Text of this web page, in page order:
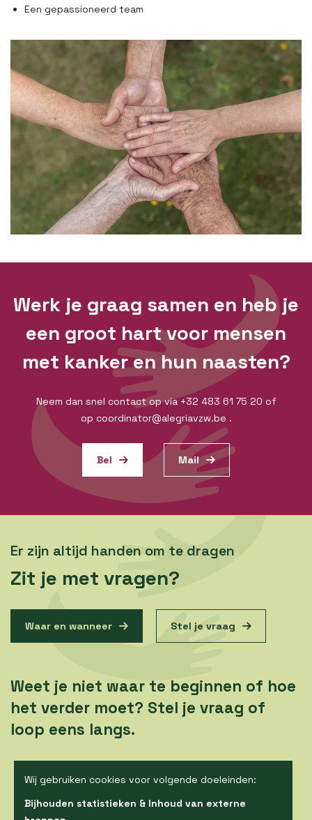
Een gepassioneerd team
Werk je graag samen en heb je
een groot hart voor mensen
met kanker en hun naasten?
Neem dan snel contact op via +32 483 61 75 20 of
op coordinator@alegriavzw.be .
Bel Mail
Er zijn altijd handen om te dragen
Zit je met vragen?
Waar en wanneer Stel je vraag
Weet je niet waar te beginnen of hoe
het verder moet? Stel je vraag of
loop eens langs.
Wij gebruiken cookies voor volgende doeleinden:
Bijhouden statistieken & Inhoud van externe